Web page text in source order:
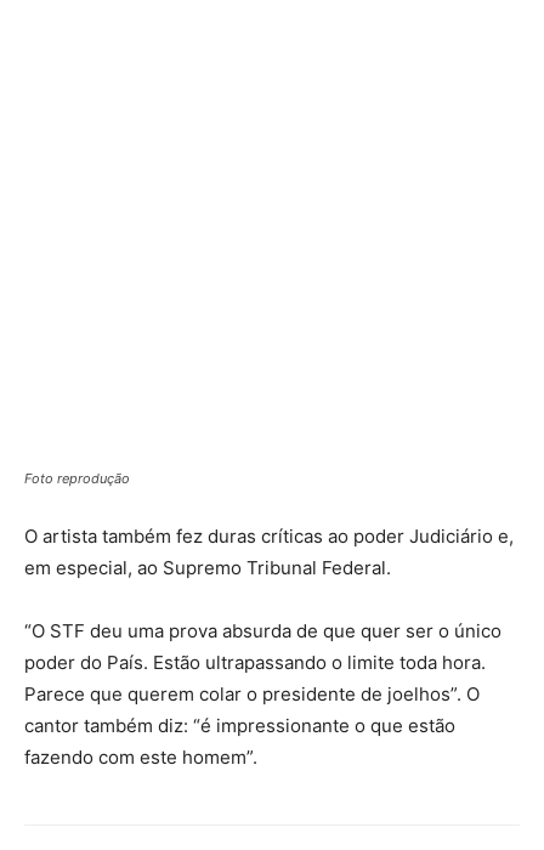
Foto reprodução
O artista também fez duras críticas ao poder Judiciário e,
em especial, ao Supremo Tribunal Federal.
“O STF deu uma prova absurda de que quer ser o único
poder do País. Estão ultrapassando o limite toda hora.
Parece que querem colar o presidente de joelhos”. O
cantor também diz: “é impressionante o que estão
fazendo com este homem”.